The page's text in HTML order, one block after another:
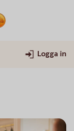
Logga in